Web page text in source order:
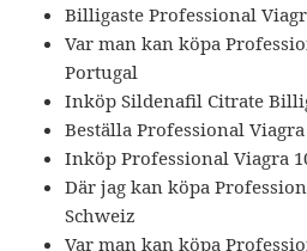
Billigaste Professional
Var man kan köpa
Portugal
Inköp Sildenafil Citrate
Beställa Professional
Inköp Professional Viagra
Där jag kan köpa
Schweiz
Var man kan köpa